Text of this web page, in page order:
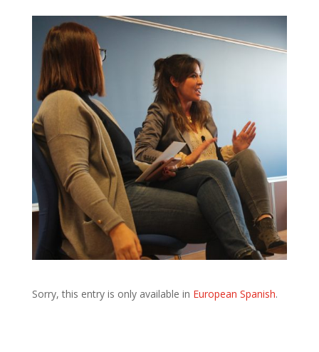
Sorry, this entry is only available in European Spanish.